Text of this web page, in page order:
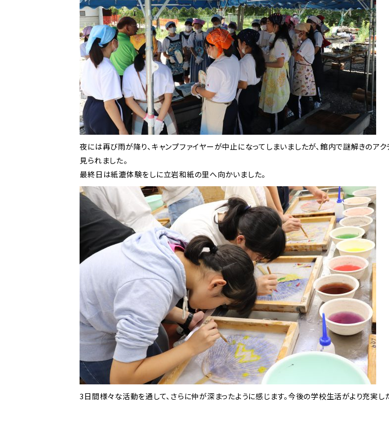
夜には再び雨が降り、キャンプファイヤーが中止になってしまいましたが、館内で謎解きのア
見られました。
最終日は紙漉体験をしに立岩和紙の里へ向かいました。
3日間様々な活動を通して、さらに仲が深まったように感じます。今後の学校生活がより充実し